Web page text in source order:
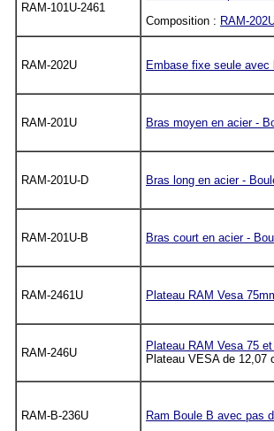
RAM-101U-2461
Composition : RAM-
RAM-202U Embase fixe seule avec
RAM-201U Bras moyen en acier -
RAM-201U-D Bras long en acier -
RAM-201U-B Bras court en acier -
RAM-2461U Plateau RAM Vesa
RAM-246U
Plateau RAM Vesa 75
Plateau VESA de 12,07
RAM-B-236U Ram Boule B avec pas